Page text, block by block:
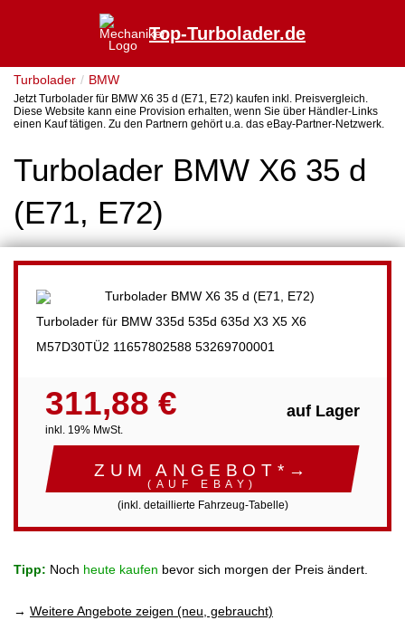
Top-Turbolader.de
Turbolader BMW
Jetzt Turbolader für BMW X6 35 d (E71, E72) kaufen inkl. Preisvergleich.
Diese Website kann eine Provision erhalten, wenn Sie über Händler-Links
einen Kauf tätigen. Zu den Partnern gehört u.a. das eBay-Partner-Netzwerk.
Turbolader BMW X6 35 d
(E71, E72)
Turbolader für BMW 335d 535d 635d X3 X5 X6
M57D30TÜ2 11657802588 53269700001
311,88 €
inkl. 19% MwSt.
auf Lager
ZUM ANGEBOT*→
(AUF EBAY)
(inkl. detaillierte Fahrzeug-Tabelle)
Tipp: Noch heute kaufen bevor sich morgen der Preis ändert.
→ Weitere Angebote zeigen (neu, gebraucht)